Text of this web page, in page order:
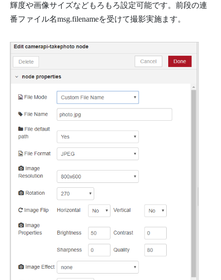
輝度や画像サイズなどもろもろ設定可能です。前段の連
番ファイル名msg.filenameを受けて撮影実施ます。